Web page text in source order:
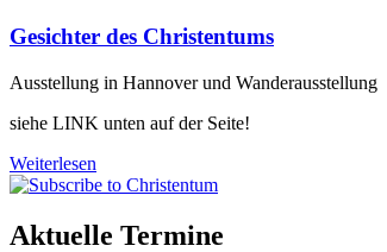
Gesichter des Christentums
Ausstellung in Hannover und Wanderausstellung
siehe LINK unten auf der Seite!
Weiterlesen
Aktuelle Termine